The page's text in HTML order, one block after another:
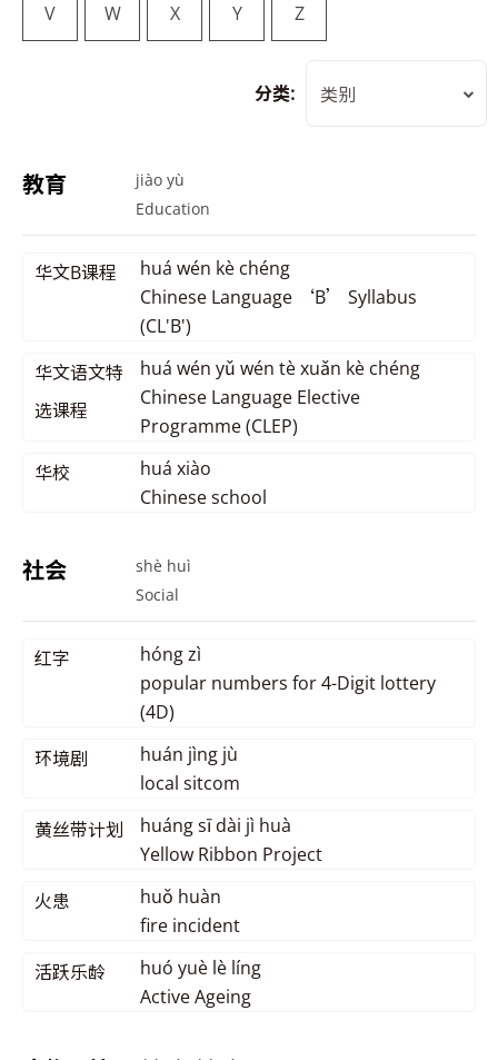
V W X Y Z
分类: 类别
教育
jiào yù
Education
华文B课程
huá wén kè chéng
Chinese Language ‘B’ Syllabus
(CL'B')
华文语文特
选课程
huá wén yǔ wén tè xuǎn kè chéng
Chinese Language Elective
Programme (CLEP)
华校
huá xiào
Chinese school
社会
shè huì
Social
红字
hóng zì
popular numbers for 4-Digit lottery
(4D)
环境剧
huán jìng jù
local sitcom
黄丝带计划
huáng sī dài jì huà
Yellow Ribbon Project
火患
huǒ huàn
fire incident
活跃乐龄
huó yuè lè líng
Active Ageing